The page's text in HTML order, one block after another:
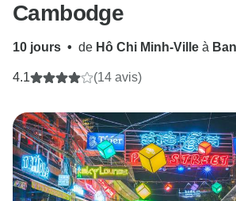
Cambodge
10 jours • de Hô Chi Minh-Ville à
4.1 (14 avis)